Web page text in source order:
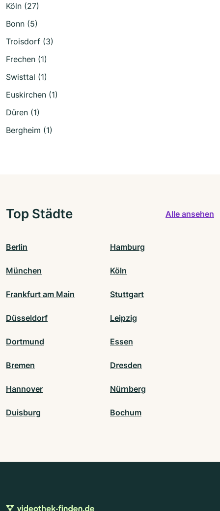
Köln (27)
Bonn (5)
Troisdorf (3)
Frechen (1)
Swisttal (1)
Euskirchen (1)
Düren (1)
Bergheim (1)
Top Städte Alle ansehen
Berlin Hamburg
München Köln
Frankfurt am Main Stuttgart
Düsseldorf Leipzig
Dortmund Essen
Bremen Dresden
Hannover Nürnberg
Duisburg Bochum